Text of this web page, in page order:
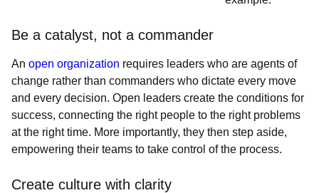
Be a catalyst, not a commander
An open organization requires leaders who are agents of
change rather than commanders who dictate every move
and every decision. Open leaders create the conditions for
success, connecting the right people to the right problems
at the right time. More importantly, they then step aside,
empowering their teams to take control of the process.
Create culture with clarity